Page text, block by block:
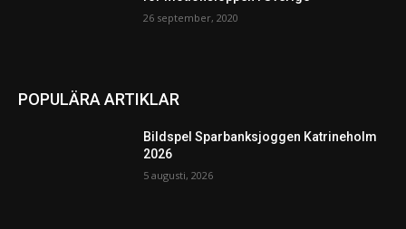
26 september, 2020
POPULÄRA ARTIKLAR
Bildspel Sparbanksjoggen Katrineholm
2026
5 augusti, 2026